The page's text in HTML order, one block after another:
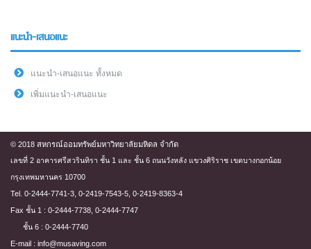
แนะนำ-เสนอแนะ
แนะนำ-เสนอแนะ ทั้งหมด
เพิ่มแนะนำ-เสนอแนะ
© 2018 สหกรณ์ออมทรัพย์มหาวิทยาลัยมหิดล จำกัด
เลขที่ 2 อาคารศรีสวรินทิรา ชั้น 1 และ ชั้น 6 ถนนวังหลัง แขวงศิริราช เขตบางกอกน้อย
กรุงเทพมหานคร 10700
Tel. 0-2444-7741-3, 0-2419-7543-5, 0-2419-8363-4
Fax ชั้น 1 : 0-2444-7738, 0-2444-7747
ชั้น 6 : 0-2444-7740
E-mail : info@musaving.com